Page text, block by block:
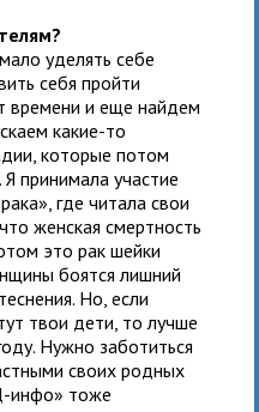
уделять себе
себя пройти
времени и еще найдем
какие-то
которые потом
принимала участие
где читала свои
женская смертность
это рак шейки
боятся лишний
Но, если
твои дети, то лучше
Нужно заботиться
своих родных
инфо» тоже